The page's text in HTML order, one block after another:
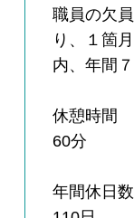
職員の欠
り、１箇
内、年間
休憩時間
60分
年間休日数